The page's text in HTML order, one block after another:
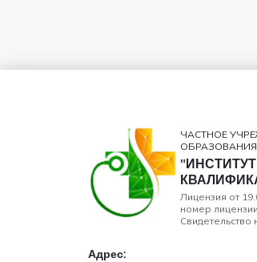
ЧАСТНОЕ
ОБРАЗОВАНИЯ
Лицензия от
номер
Адрес: